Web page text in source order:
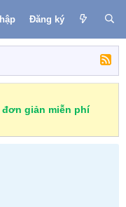
Đăng ký
giản miễn phí